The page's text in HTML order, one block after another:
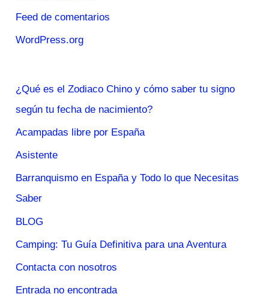
Feed de comentarios
WordPress.org
¿Qué es el Zodiaco Chino y cómo saber tu signo
según tu fecha de nacimiento?
Acampadas libre por España
Asistente
Barranquismo en España y Todo lo que Necesitas
Saber
BLOG
Camping: Tu Guía Definitiva para una Aventura
Contacta con nosotros
Entrada no encontrada